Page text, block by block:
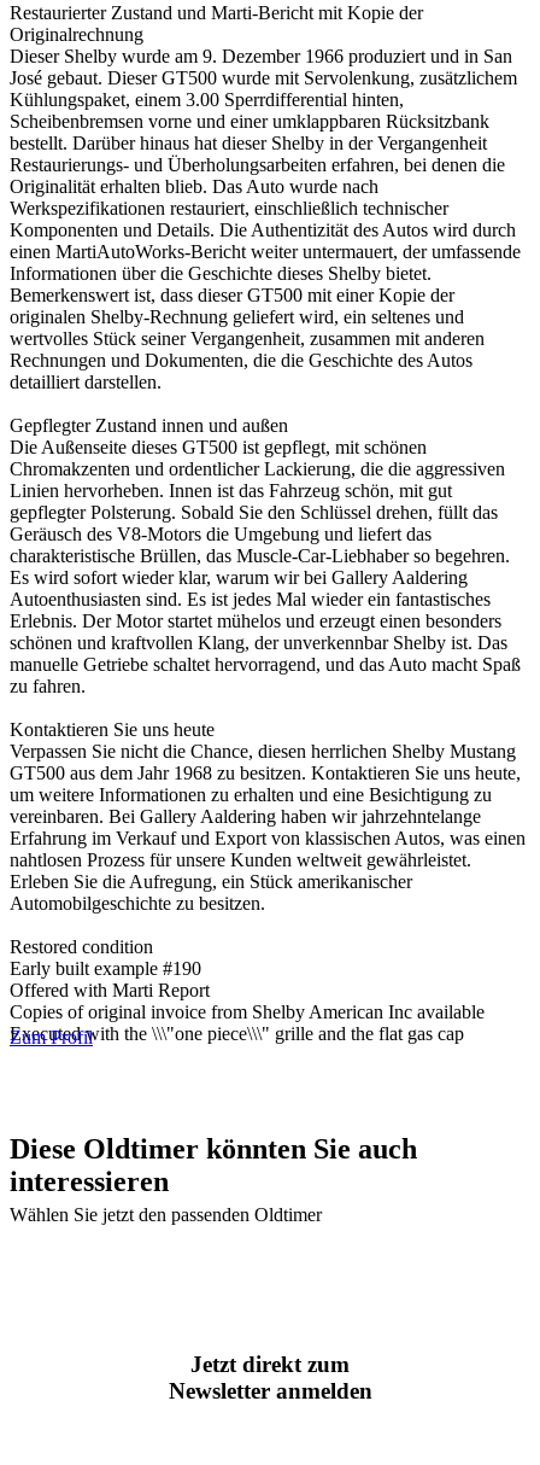
Restaurierter Zustand und Marti-Bericht mit Kopie der
Originalrechnung
Dieser Shelby wurde am 9. Dezember 1966 produziert und in San
José gebaut. Dieser GT500 wurde mit Servolenkung, zusätzlichem
Kühlungspaket, einem 3.00 Sperrdifferential hinten,
Scheibenbremsen vorne und einer umklappbaren Rücksitzbank
bestellt. Darüber hinaus hat dieser Shelby in der Vergangenheit
Restaurierungs- und Überholungsarbeiten erfahren, bei denen die
Originalität erhalten blieb. Das Auto wurde nach
Werkspezifikationen restauriert, einschließlich technischer
Komponenten und Details. Die Authentizität des Autos wird durch
einen MartiAutoWorks-Bericht weiter untermauert, der umfassende
Informationen über die Geschichte dieses Shelby bietet.
Bemerkenswert ist, dass dieser GT500 mit einer Kopie der
originalen Shelby-Rechnung geliefert wird, ein seltenes und
wertvolles Stück seiner Vergangenheit, zusammen mit anderen
Rechnungen und Dokumenten, die die Geschichte des Autos
detailliert darstellen.
Gepflegter Zustand innen und außen
Die Außenseite dieses GT500 ist gepflegt, mit schönen
Chromakzenten und ordentlicher Lackierung, die die aggressiven
Linien hervorheben. Innen ist das Fahrzeug schön, mit gut
gepflegter Polsterung. Sobald Sie den Schlüssel drehen, füllt das
Geräusch des V8-Motors die Umgebung und liefert das
charakteristische Brüllen, das Muscle-Car-Liebhaber so begehren.
Es wird sofort wieder klar, warum wir bei Gallery Aaldering
Autoenthusiasten sind. Es ist jedes Mal wieder ein fantastisches
Erlebnis. Der Motor startet mühelos und erzeugt einen besonders
schönen und kraftvollen Klang, der unverkennbar Shelby ist. Das
manuelle Getriebe schaltet hervorragend, und das Auto macht Spaß
zu fahren.
Kontaktieren Sie uns heute
Verpassen Sie nicht die Chance, diesen herrlichen Shelby Mustang
GT500 aus dem Jahr 1968 zu besitzen. Kontaktieren Sie uns heute,
um weitere Informationen zu erhalten und eine Besichtigung zu
vereinbaren. Bei Gallery Aaldering haben wir jahrzehntelange
Erfahrung im Verkauf und Export von klassischen Autos, was einen
nahtlosen Prozess für unsere Kunden weltweit gewährleistet.
Erleben Sie die Aufregung, ein Stück amerikanischer
Automobilgeschichte zu besitzen.
Restored condition
Early built example #190
Offered with Marti Report
Copies of original invoice from Shelby American Inc available
Executed with the \\\"one piece\\\" grille and the flat gas cap
Zum Profil
Diese Oldtimer könnten Sie auch
interessieren
Wählen Sie jetzt den passenden Oldtimer
Jetzt direkt zum
Newsletter anmelden